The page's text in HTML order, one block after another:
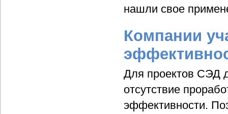
нашли свое
Компании
Для проектов СЭД
отсутствие
эффективности.